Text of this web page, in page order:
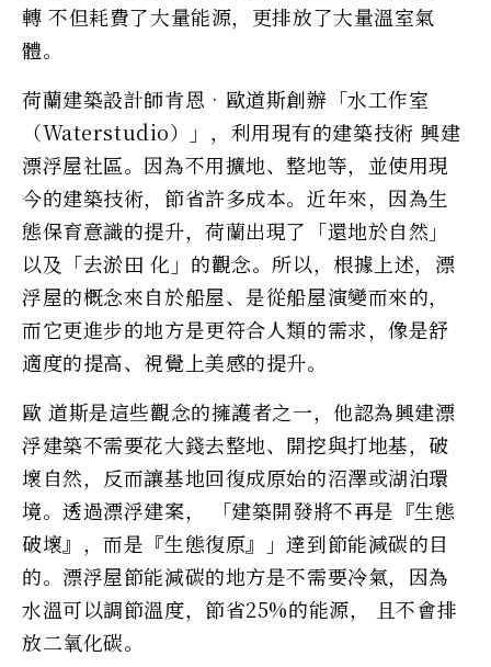
轉 不但耗費了大量能源，更排放了大量溫室氣
體。
荷蘭建築設計師肯恩‧歐道斯創辦「水工作室
（Waterstudio）」，利用現有的建築技術 興建
漂浮屋社區。因為不用擴地、整地等，並使用現
今的建築技術，節省許多成本。近年來，因為生
態保育意識的提升，荷蘭出現了「還地於自然」
以及「去淤田 化」的觀念。所以，根據上述，漂
浮屋的概念來自於船屋、是從船屋演變而來的，
而它更進步的地方是更符合人類的需求，像是舒
適度的提高、視覺上美感的提升。
歐 道斯是這些觀念的擁護者之一，他認為興建漂
浮建築不需要花大錢去整地、開挖與打地基，破
壞自然，反而讓基地回復成原始的沼澤或湖泊環
境。透過漂浮建案， 「建築開發將不再是『生態
破壞』，而是『生態復原』」達到節能減碳的目
的。漂浮屋節能減碳的地方是不需要冷氣，因為
水溫可以調節溫度，節省25%的能源， 且不會排
放二氧化碳。